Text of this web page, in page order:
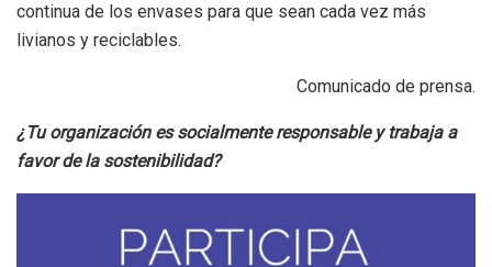
continua de los envases para que sean cada vez más
livianos y reciclables.
Comunicado de prensa.
¿Tu organización es socialmente responsable y trabaja a
favor de la sostenibilidad?